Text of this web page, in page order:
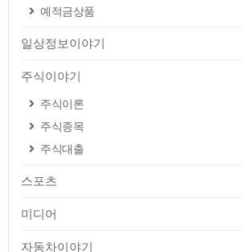
예적금상품
일상정보이야기
주식이야기
주식이론
주식종목
주식대출
스포츠
미디어
자동차이야기